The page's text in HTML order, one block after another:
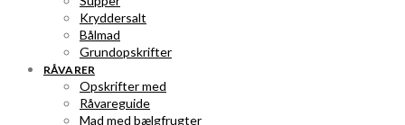
Kryddersalt
Bålmad
Grundopskrifter
RÅVARER
Opskrifter med
Råvareguide
Mad med bælgfrugter